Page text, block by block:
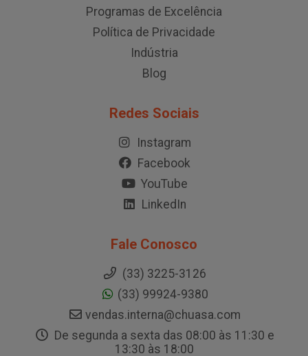
Programas de Excelência
Política de Privacidade
Indústria
Blog
Redes Sociais
Instagram
Facebook
YouTube
LinkedIn
Fale Conosco
(33) 3225-3126
(33) 99924-9380
vendas.interna@chuasa.com
De segunda a sexta das 08:00 às 11:30 e
13:30 às 18:00